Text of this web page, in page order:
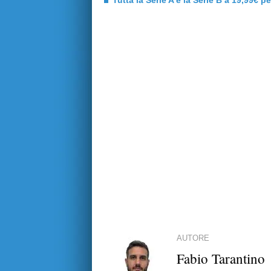
AUTORE
Fabio Tarantino